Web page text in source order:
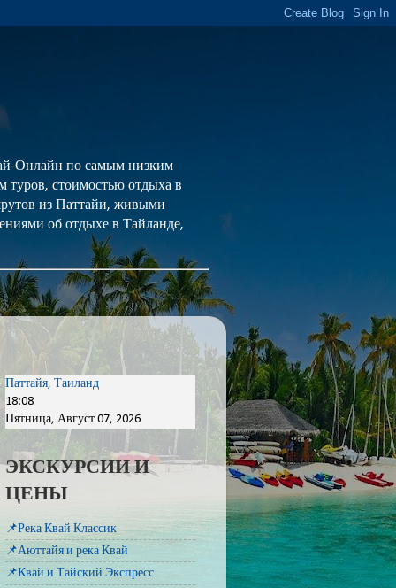
Онлайн по самым низким
туров, стоимостью отдыха в
из Паттайи, живыми
об отдыхе в Тайланде,
Паттайя, Таиланд
18:08
Пятница, Август 07, 2026
ЭКСКУРСИИ И
ЦЕНЫ
📌Река Квай Классик
📌Аюттайя и река Квай
📌Квай и Тайский Экспресс